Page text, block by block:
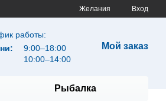
Желания Вход
работы:
9:00–18:00
10:00–14:00
Мой заказ
Рыбалка